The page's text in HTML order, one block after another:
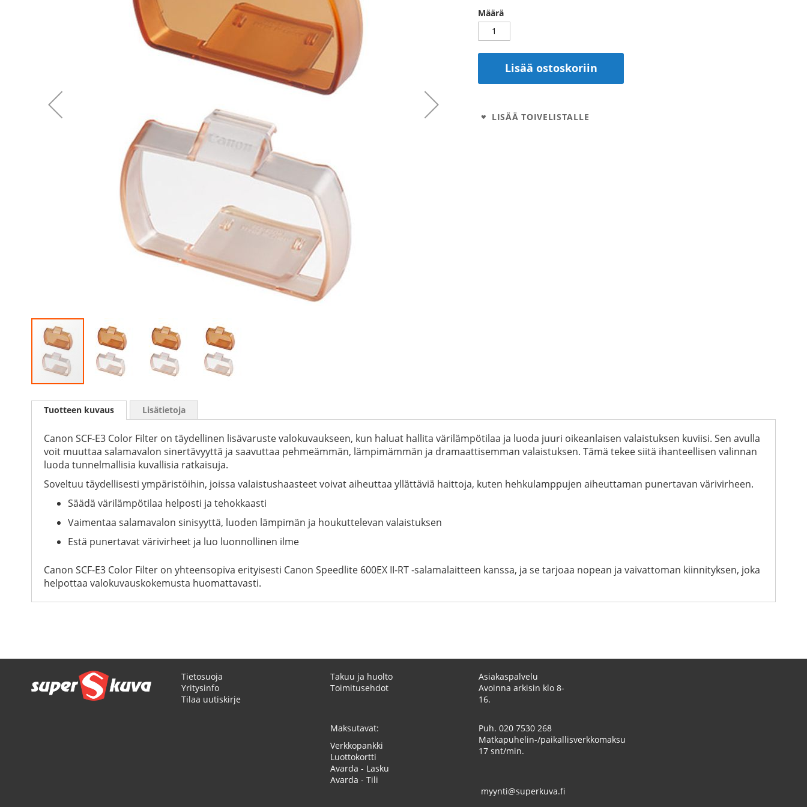
Määrä
Lisää ostoskoriin
LISÄÄ TOIVELISTALLE
to
images
gallery
Tuotteen kuvaus
Canon SCF-E3 Color Filter on täydellinen lisävaruste valokuvaukseen, kun haluat hallita värilämpötilaa ja luoda juuri oikeanlaisen valaistuksen kuviisi. Sen avulla
voit muuttaa salamavalon sinertävyyttä ja saavuttaa pehmeämmän, lämpimämmän ja dramaattisemman valaistuksen. Tämä tekee siitä ihanteellisen valinnan
luoda tunnelmallisia kuvallisia ratkaisuja.
Soveltuu täydellisesti ympäristöihin, joissa valaistushaasteet voivat aiheuttaa yllättäviä haittoja, kuten hehkulamppujen aiheuttaman punertavan värivirheen.
Säädä värilämpötilaa helposti ja tehokkaasti
Vaimentaa salamavalon sinisyyttä, luoden lämpimän ja houkuttelevan valaistuksen
Estä punertavat värivirheet ja luo luonnollinen ilme
Canon SCF-E3 Color Filter on yhteensopiva erityisesti Canon Speedlite 600EX II-RT -salamalaitteen kanssa, ja se tarjoaa nopean ja vaivattoman kiinnityksen, joka
helpottaa valokuvauskokemusta huomattavasti.
Lisätietoja
Tietosuoja
Yritysinfo
Tilaa uutiskirje
Takuu ja huolto
Toimitusehdot
Maksutavat:
Verkkopankki
Luottokortti
Avarda - Lasku
Avarda - Tili
Asiakaspalvelu
Avoinna arkisin klo 8-
16.
Puh. 020 7530 268
Matkapuhelin-/paikallisverkkomaksu
17 snt/min.
myynti@superkuva.fi